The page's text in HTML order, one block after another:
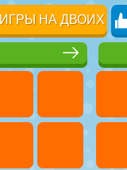
ИГРЫ НА ДВОИХ